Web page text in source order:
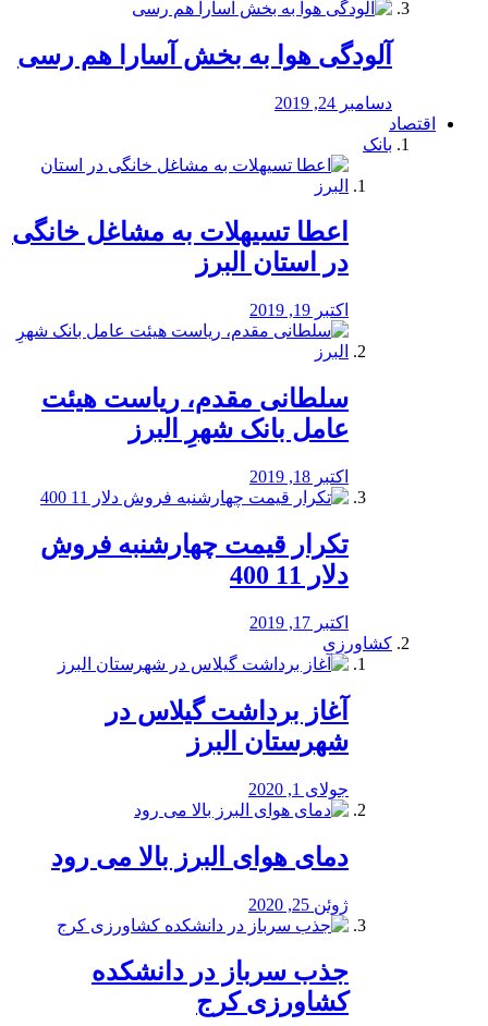
آلودگی هوا به بخش آسارا هم رسی
دسامبر 24, 2019
اقتصاد
بانک
️اعطا تسیهلات به مشاغل خانگی
در استان البرز
اکتبر 19, 2019
سلطانی مقدم، ریاست هیئت
عامل بانک شهرِ البرز
اکتبر 18, 2019
تکرار قیمت چهارشنبه فروش
دلار 11 400
اکتبر 17, 2019
کشاورزی
آغاز برداشت گیلاس در
شهرستان البرز
جولای 1, 2020
دمای هوای البرز بالا می رود
ژوئن 25, 2020
جذب سرباز در دانشکده
کشاورزی کرج